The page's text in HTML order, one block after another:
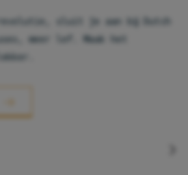
sluit je aan bij Dutch
meer lef. Maak het